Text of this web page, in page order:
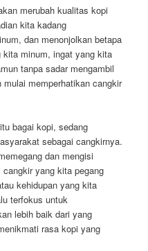
merubah kualitas kopi
kita kadang
dan menonjolkan betapa
minum, ingat yang kita
tanpa sadar mengambil
memperhatikan cangkir
bagai kopi, sedang
sebagai cangkirnya.
dan mengisi
yang kita pegang
kehidupan yang kita
terfokus untuk
lebih baik dari yang
rasa kopi yang